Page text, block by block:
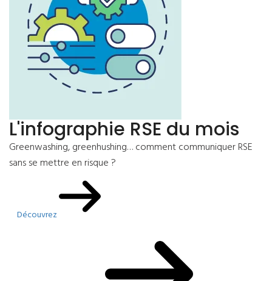
L'infographie RSE du mois
Greenwashing, greenhushing… comment communiquer RSE
sans se mettre en risque ?
Découvrez